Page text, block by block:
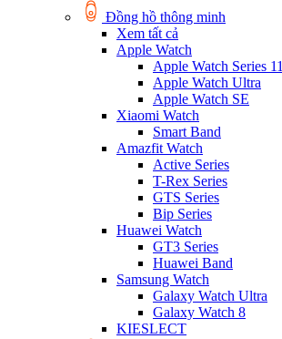
Đồng hồ thông minh
Xem tất cả
Apple Watch
Apple Watch Series 11
Apple Watch Ultra
Apple Watch SE
Xiaomi Watch
Smart Band
Amazfit Watch
Active Series
T-Rex Series
GTS Series
Bip Series
Huawei Watch
GT3 Series
Huawei Band
Samsung Watch
Galaxy Watch Ultra
Galaxy Watch 8
KIESLECT